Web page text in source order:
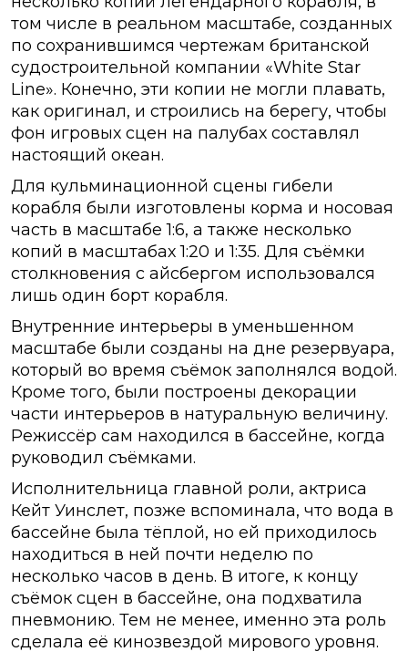
том числе в реальном масштабе, созданных
по сохранившимся чертежам британской
судостроительной компании «White Star
Line». Конечно, эти копии не могли плавать,
как оригинал, и строились на берегу, чтобы
фон игровых сцен на палубах составлял
настоящий океан.
Для кульминационной сцены гибели
корабля были изготовлены корма и носовая
часть в масштабе 1:6, а также несколько
копий в масштабах 1:20 и 1:35. Для съёмки
столкновения с айсбергом использовался
лишь один борт корабля.
Внутренние интерьеры в уменьшенном
масштабе были созданы на дне резервуара,
который во время съёмок заполнялся водой.
Кроме того, были построены декорации
части интерьеров в натуральную величину.
Режиссёр сам находился в бассейне, когда
руководил съёмками.
Исполнительница главной роли, актриса
Кейт Уинслет, позже вспоминала, что вода в
бассейне была тёплой, но ей приходилось
находиться в ней почти неделю по
несколько часов в день. В итоге, к концу
съёмок сцен в бассейне, она подхватила
пневмонию. Тем не менее, именно эта роль
сделала её кинозвездой мирового уровня.